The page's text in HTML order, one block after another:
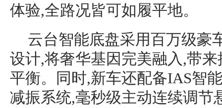
体验,全路况皆可如履平地。
云台智能底盘采用百万级豪
设计,将奢华基因完美融入,带
平衡。同时,新车还配备IAS智
减振系统,毫秒级主动连续调节